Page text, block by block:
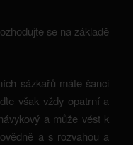
se na základě
sázkařů máte šanci
však vždy opatrní a
a může vést k
a s rozvahou a